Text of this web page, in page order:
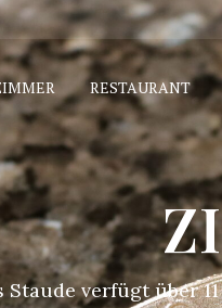
RESTAURANT
Staude verfügt über